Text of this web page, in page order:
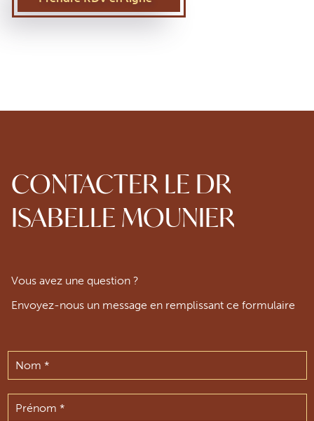
CONTACTER LE DR
ISABELLE MOUNIER
Vous avez une question ?
Envoyez-nous un message en remplissant ce formulaire